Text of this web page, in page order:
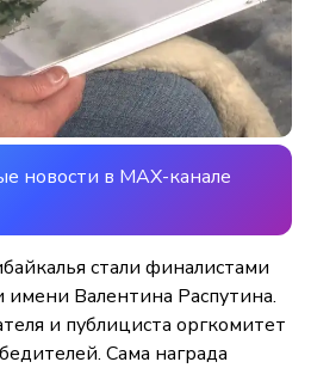
новости в MAX-канале
стали финалистами
Валентина Распутина.
и публициста оргкомитет
Сама награда